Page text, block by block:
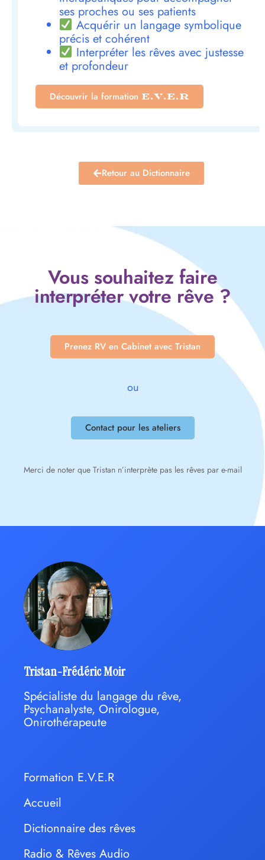
ses proches ou ses patients
Acquérir un langage symbolique
précis et cohérent
Interpréter les rêves avec justesse
et profondeur
Découvrir la formation E.V.E.R
Retour au Dictionnaire
Vous souhaitez faire
interpréter votre rêve ?
Prenez RV en Cabinet avec Tristan
ou
Contact pour les ateliers
Merci de noter que Tristan n’interprète pas les rêves par e-mail
Tristan-Frédéric Moir
Spécialiste du langage du rêve,
Psychanalyste, Onirologue,
Onirothérapeute
Formation E.V.E.R
Accueil
Dictionnaire des rêves
Radio & Rêves Audio